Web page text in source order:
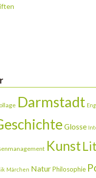
Darmstadt
Glosse
Kunst
Märchen NaturPhilosophie